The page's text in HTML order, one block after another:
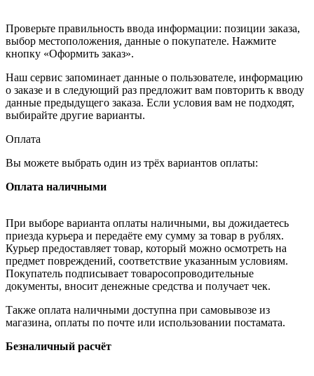
Проверьте правильность ввода информации: позиции заказа,
выбор местоположения, данные о покупателе. Нажмите
кнопку «Оформить заказ».
Наш сервис запоминает данные о пользователе, информацию
о заказе и в следующий раз предложит вам повторить к вводу
данные предыдущего заказа. Если условия вам не подходят,
выбирайте другие варианты.
Оплата
Вы можете выбрать один из трёх вариантов оплаты:
Оплата наличными
При выборе варианта оплаты наличными, вы дожидаетесь
приезда курьера и передаёте ему сумму за товар в рублях.
Курьер предоставляет товар, который можно осмотреть на
предмет повреждений, соответствие указанным условиям.
Покупатель подписывает товаросопроводительные
документы, вносит денежные средства и получает чек.
Также оплата наличными доступна при самовывозе из
магазина, оплаты по почте или использовании постамата.
Безналичный расчёт